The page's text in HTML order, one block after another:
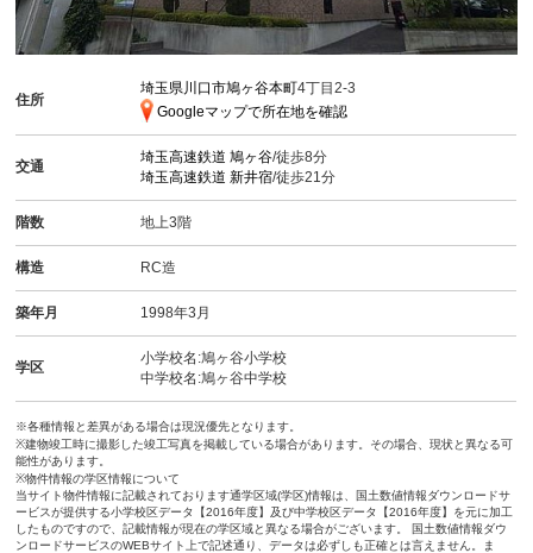
住所
埼玉県川口市鳩ヶ谷本町4丁目2-3
Googleマップで所在地を確認
交通
埼玉高速鉄道鳩ヶ谷/徒歩8分
埼玉高速鉄道新井宿/徒歩21分
階数 地上3階
構造 RC造
築年月 1998年3月
学区
小学校名:鳩ヶ谷小学校
中学校名:鳩ヶ谷中学校
※各種情報と差異がある場合は現況優先となります。
※建物竣工時に撮影した竣工写真を掲載している場合があります。その場合、現状と異なる可
能性があります。
※物件情報の学区情報について
当サイト物件情報に記載されております通学区域(学区)情報は、国土数値情報ダウンロードサ
ービスが提供する小学校区データ【2016年度】及び中学校区データ【2016年度】を元に加工
したものですので、記載情報が現在の学区域と異なる場合がございます。 国土数値情報ダウ
ンロードサービスのWEBサイト上で記述通り、データは必ずしも正確とは言えません。ま